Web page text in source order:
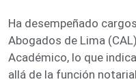
Ha desempeñado
Abogados de Lima
Académico, lo que
allá de la función